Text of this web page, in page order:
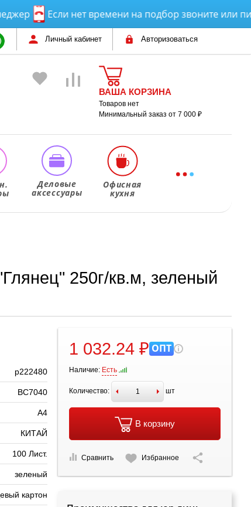
Если нет времени на подбор звоните или
Личный кабинет Авторизоваться
ВАША КОРЗИНА
Товаров нет
Минимальный заказ от 7 000 ₽
Деловые
аксессуары
Офисная
кухня
250г/кв.м, зеленый
р222480
BC7040
А4
КИТАЙ
100 Лист.
зеленый
картон
1 032.24 ₽ ОПТ
Наличие: Есть
Количество: шт
В корзину
Сравнить Избранное